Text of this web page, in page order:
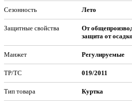
Сезонность Лето
Защитные свойства
От
защита от
Манжет Регулируемые
ТР/ТС 019/2011
Тип товара Куртка